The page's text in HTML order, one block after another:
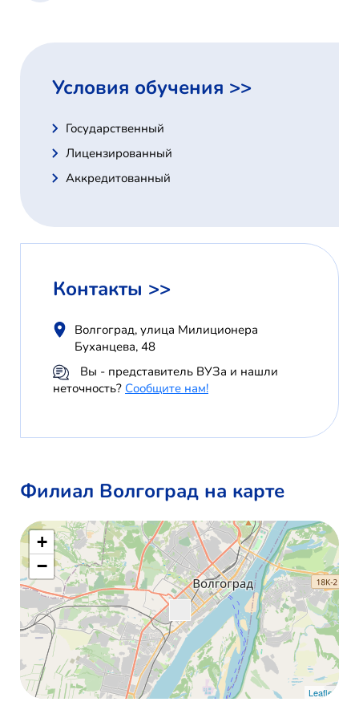
Условия обучения >>
Государственный
Лицензированный
Аккредитованный
Контакты >>
Волгоград, улица Милиционера
Буханцева, 48
Вы - представитель ВУЗа и нашли
неточность? Сообщите нам!
Филиал Волгоград на карте
+
−
Leaflet